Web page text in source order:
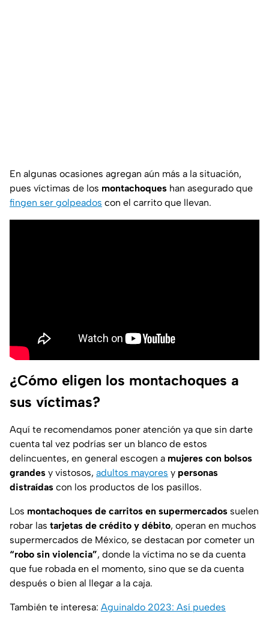
En algunas ocasiones agregan aún más a la situación,
pues víctimas de los montachoques han asegurado que
fingen ser golpeados con el carrito que llevan.
¿Cómo eligen los montachoques a
sus víctimas?
Aquí te recomendamos poner atención ya que sin darte
cuenta tal vez podrías ser un blanco de estos
delincuentes, en general escogen a mujeres con bolsos
grandes y vistosos, adultos mayores y personas
distraídas con los productos de los pasillos.
Los montachoques de carritos en supermercados suelen
robar las tarjetas de crédito y débito, operan en muchos
supermercados de México, se destacan por cometer un
“robo sin violencia”, donde la víctima no se da cuenta
que fue robada en el momento, sino que se da cuenta
después o bien al llegar a la caja.
También te interesa: Aguinaldo 2023: Así puedes